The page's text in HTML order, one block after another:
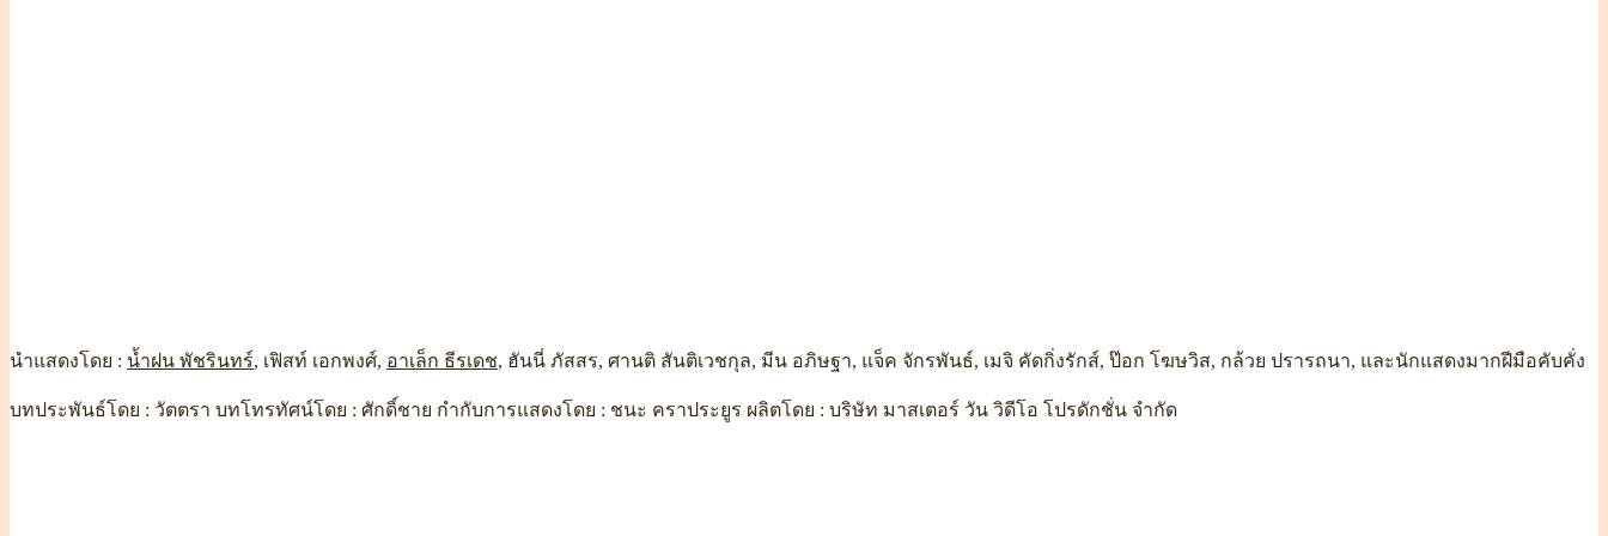
นำแสดงโดย : น้ำฝน พัชรินทร์, เฟิสท์ เอกพงศ์, อาเล็ก ธีรเดช, ฮันนี่ ภัสสร, ศานติ สันติเวชกุล, มีน อภิษฐา, แจ็ค จักรพันธ์, เมจิ คัดกิ่งรักส์, ป๊อก โฆษวิส, กล้วย ปรารถนา, และนักแสดงมากฝีมือคับคั่ง
บทประพันธ์โดย : วัตตรา บทโทรทัศน์โดย : ศักดิ์ชาย กำกับการแสดงโดย : ชนะ คราประยูร ผลิตโดย : บริษัท มาสเตอร์ วัน วิดีโอ โปรดักชั่น จำกัด